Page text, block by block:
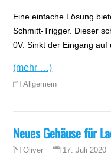
Eine einfache Lösung
Schmitt-Trigger. Dieser
0V. Sinkt der Eingang auf
(mehr …)
Allgemein
Neues Gehäuse für
Oliver 17. Juli 2020